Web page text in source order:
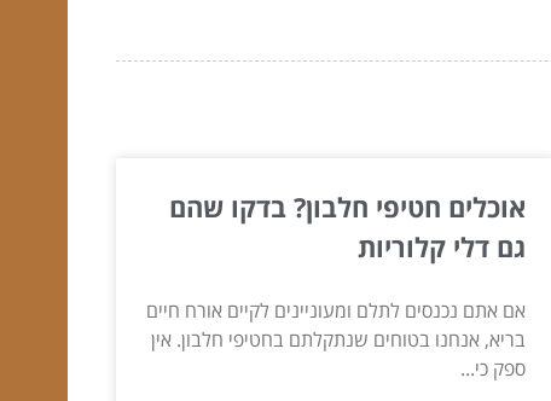
אוכלים חטיפי חלבון? בדקו שהם
גם דלי קלוריות
אם אתם נכנסים לתלם ומעוניינים לקיים אורח חיים
בריא, אנחנו בטוחים שנתקלתם בחטיפי חלבון. אין
ספק כי...